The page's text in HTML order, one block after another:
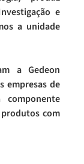
e
a unidade
a Gedeon
empresas de
componente
com